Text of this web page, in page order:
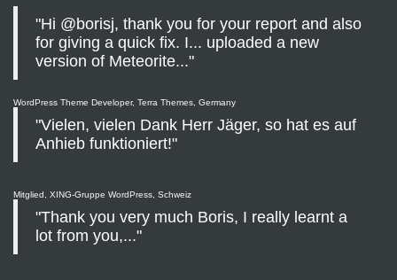
"Hi @borisj, thank you for your report and also
for giving a quick fix. I... uploaded a new
version of Meteorite..."
WordPress Theme Developer, Terra Themes, Germany
"Vielen, vielen Dank Herr Jäger, so hat es auf
Anhieb funktioniert!"
Mitglied, XING-Gruppe WordPress, Schweiz
"Thank you very much Boris, I really learnt a
lot from you,..."